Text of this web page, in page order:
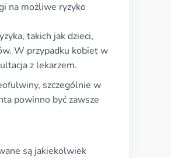
na możliwe ryzyko
takich jak dzieci,
W przypadku kobiet w
z lekarzem.
szczególnie w
powinno być zawsze
są jakiekolwiek